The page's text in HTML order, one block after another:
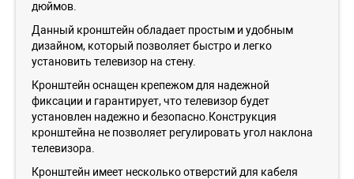
дюймов.
Данный кронштейн обладает простым и удобным
дизайном, который позволяет быстро и легко
установить телевизор на стену.
Кронштейн оснащен крепежом для надежной
фиксации и гарантирует, что телевизор будет
установлен надежно и безопасно.Конструкция
кронштейна не позволяет регулировать угол наклона
телевизора.
Кронштейн имеет несколько отверстий для кабеля